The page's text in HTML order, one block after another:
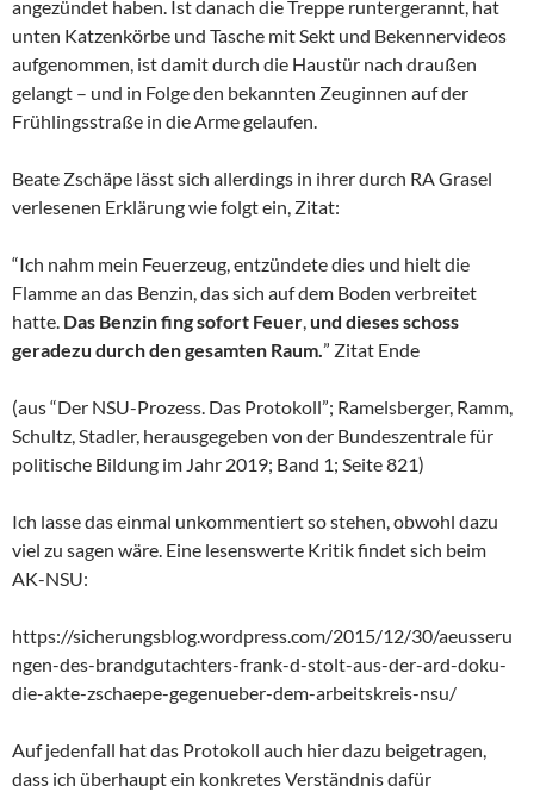
angezündet haben. Ist danach die Treppe runtergerannt, hat
unten Katzenkörbe und Tasche mit Sekt und Bekennervideos
aufgenommen, ist damit durch die Haustür nach draußen
gelangt – und in Folge den bekannten Zeuginnen auf der
Frühlingsstraße in die Arme gelaufen.
Beate Zschäpe lässt sich allerdings in ihrer durch RA Grasel
verlesenen Erklärung wie folgt ein, Zitat:
“Ich nahm mein Feuerzeug, entzündete dies und hielt die
Flamme an das Benzin, das sich auf dem Boden verbreitet
hatte. Das Benzin fing sofort Feuer,und dieses schoss
geradezu durch den gesamten Raum.” Zitat Ende
(aus “Der NSU-Prozess. Das Protokoll”; Ramelsberger, Ramm,
Schultz, Stadler, herausgegeben von der Bundeszentrale für
politische Bildung im Jahr 2019; Band 1; Seite 821)
Ich lasse das einmal unkommentiert so stehen, obwohl dazu
viel zu sagen wäre. Eine lesenswerte Kritik findet sich beim
AK-NSU:
https://sicherungsblog.wordpress.com/2015/12/30/aeusseru
ngen-des-brandgutachters-frank-d-stolt-aus-der-ard-doku-
die-akte-zschaepe-gegenueber-dem-arbeitskreis-nsu/
Auf jedenfall hat das Protokoll auch hier dazu beigetragen,
dass ich überhaupt ein konkretes Verständnis dafür